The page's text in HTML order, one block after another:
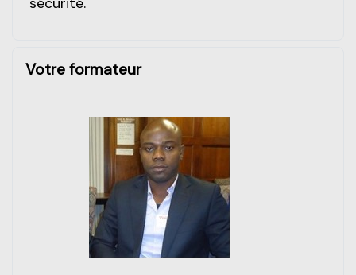
Votre formateur